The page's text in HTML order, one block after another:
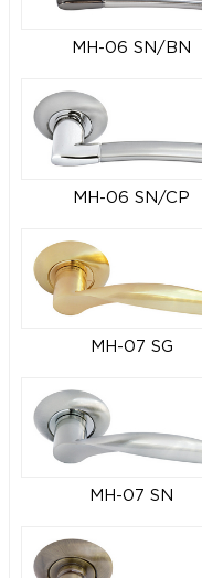
MH-06 SN/BN
MH-06 SN/CP
MH-07 SG
MH-07 SN